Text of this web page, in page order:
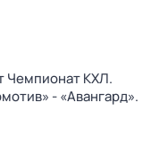
Чемпионат КХЛ.
- «Авангард».